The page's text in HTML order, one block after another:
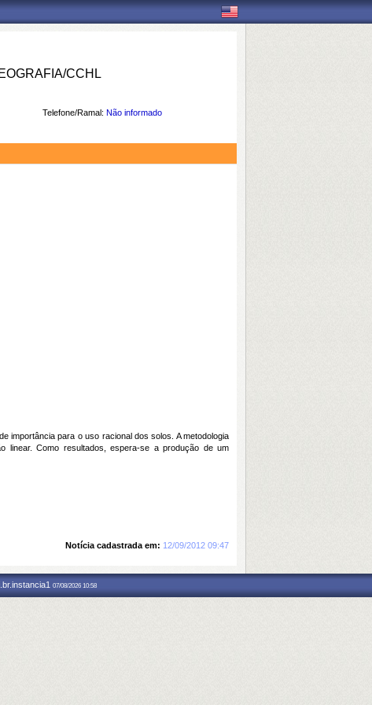
CCHL
Telefone/Ramal: Não informado
importância para o uso racional dos solos. A metodologia
linear. Como resultados, espera-se a produção de um
Notícia cadastrada em: 12/09/2012 09:47
07/08/2026 10:58